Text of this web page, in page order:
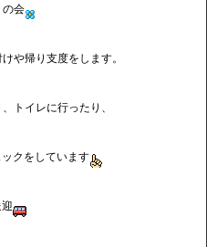
の会
や帰り支度をします。
トイレに行ったり、
クをしています
迎